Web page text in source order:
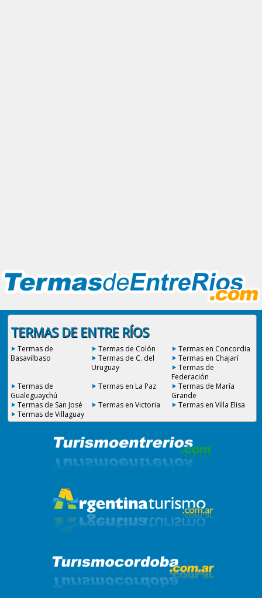
TERMAS DE ENTRE RÍOS
Termas de
Basavilbaso
Termas de Colón
Termas en Concordia
Termas de C. del
Uruguay
Termas en Chajarí
Termas de
Federación
Termas de
Gualeguaychú
Termas en La Paz
Termas de María
Grande
Termas de San José
Termas en Victoria
Termas en Villa Elisa
Termas de Villaguay